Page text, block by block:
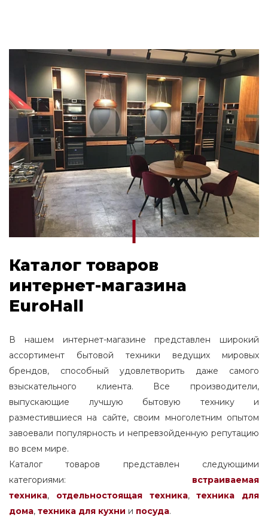
Каталог товаров
интернет-магазина
EuroHall
В нашем интернет-магазине представлен широкий
ассортимент бытовой техники ведущих мировых
брендов, способный удовлетворить даже самого
взыскательного клиента. Все производители,
выпускающие лучшую бытовую технику и
разместившиеся на сайте, своим многолетним опытом
завоевали популярность и непревзойденную репутацию
во всем мире.
Каталог товаров представлен следующими
категориями: встраиваемая
техника, отдельностоящаятехника,
техника для
дома, техника для кухни и посуда.